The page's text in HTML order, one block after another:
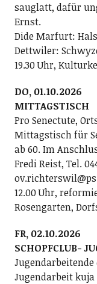
sauglatt, dafür
Ernst.
Dide Marfurt:
Dettwiler:
19.30 Uhr,
DO, 01.10.2026
MITTAGSTISCH
Pro Senectute,
Mittagstisch für
ab 60. Im
Fredi Reist, Tel.
12.00 Uhr,
Rosengarten,
FR, 02.10.2026
SCHOPFCLUB-
Jugendarbeit kuja